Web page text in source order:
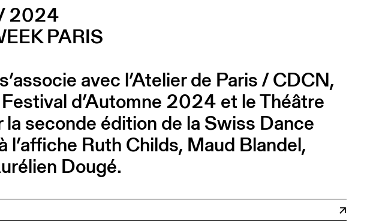
2024
PARIS
avec l’Atelier de Paris / CDCN,
d’Automne 2024 et le Théâtre
seconde édition de la Swiss Dance
Ruth Childs, Maud Blandel,
Dougé.